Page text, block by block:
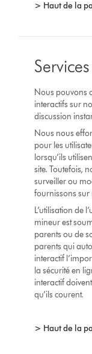
> Haut de la
Nous pouvons
interactifs sur
discussion
Nous nous
pour les
lorsqu’ils
site. Toutefois,
surveiller ou
fournissons sur
L’utilisation de
mineur est
parents ou de
parents qui
interactif
la sécurité en
interactif
qu’ils courent.
> Haut de la